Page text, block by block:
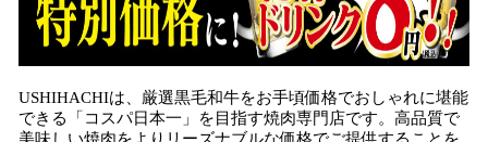
USHIHACHIは、厳選黒毛和牛をお手頃価格でおしゃれに堪能
できる「コスパ日本一」を目指す焼肉専門店です。高品質で